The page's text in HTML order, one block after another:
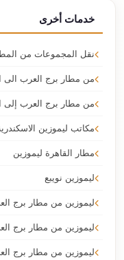
خدمات أخرى
نقل المجموعات من المطار
من مطار برج العرب الى
من مطار برج العرب إلى
مكاتب ليموزين الاسكندرية
مطار القاهرة ليموزين
ليموزين نويبع
ليموزين من مطار برج
ليموزين من مطار برج
ليموزين من مطار برج